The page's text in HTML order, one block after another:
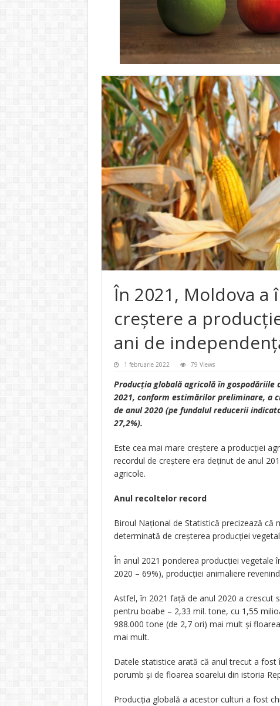
În 2021, Moldova
creştere a
ani de
1 februarie 2022 79 Views
Producţia globală agricolă în gospodăriile
2021, conform estimărilor preliminare, a
de anul 2020 (pe fundalul reducerii
27,2%).
Este cea mai mare creştere a producției
recordul de creştere era deţinut de anul
agricole.
Anul recoltelor record
Biroul Naţional de Statistică precizează
determinată de creșterea producţiei
În anul 2021 ponderea producţiei vegetale
2020 – 69%), producţiei animaliere
Astfel, în 2021 faţă de anul 2020 a
pentru boabe – 2,33 mil. tone, cu 1,55
988.000 tone (de 2,7 ori) mai mult și
mai mult.
Datele statistice arată că anul trecut a
porumb şi de floarea soarelui din istoria
Producţia globală a acestor culturi a fost